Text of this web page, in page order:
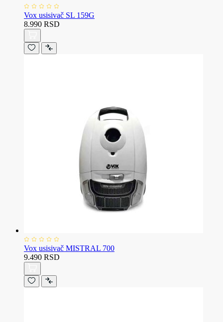
Vox usisivač SL 159G
8.990 RSD
Vox usisivač MISTRAL 700
9.490 RSD